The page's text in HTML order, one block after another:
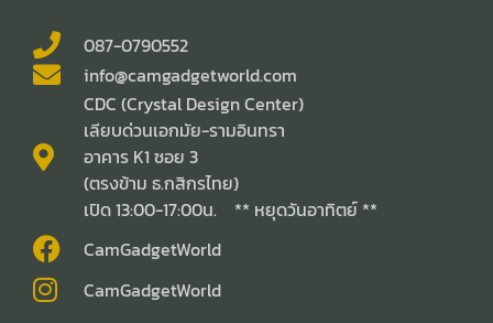
087-0790552
info@camgadgetworld.com
CDC (Crystal Design Center)
เลียบด่วนเอกมัย-รามอินทรา
อาคาร K1 ซอย 3
(ตรงข้าม ธ.กสิกรไทย)
เปิด 13:00-17:00น. ** หยุดวันอาทิตย์ **
CamGadgetWorld
CamGadgetWorld